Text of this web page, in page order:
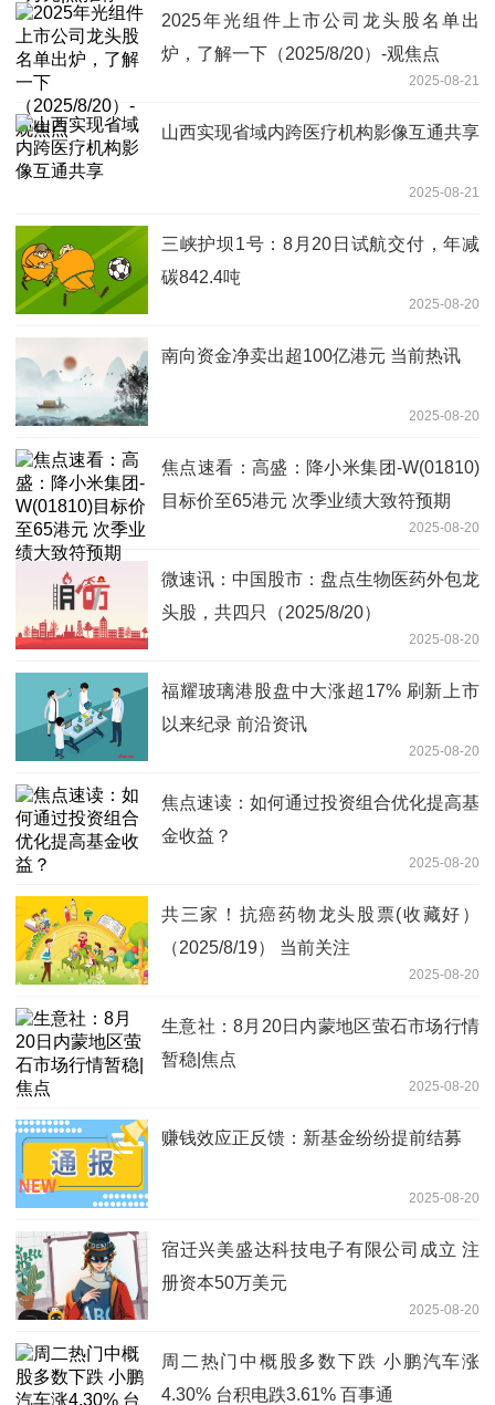
2025年光组件上市公司龙头股名单出
炉，了解一下（2025/8/20）-观焦点
2025-08-21
山西实现省域内跨医疗机构影像互通共享
2025-08-21
三峡护坝1号：8月20日试航交付，年减
碳842.4吨
2025-08-20
南向资金净卖出超100亿港元 当前热讯
2025-08-20
焦点速看：高盛：降小米集团-W(01810)
目标价至65港元 次季业绩大致符预期
2025-08-20
微速讯：中国股市：盘点生物医药外包龙
头股，共四只（2025/8/20）
2025-08-20
福耀玻璃港股盘中大涨超17% 刷新上市
以来纪录 前沿资讯
2025-08-20
焦点速读：如何通过投资组合优化提高基
金收益？
2025-08-20
共三家！抗癌药物龙头股票(收藏好）
（2025/8/19） 当前关注
2025-08-20
生意社：8月20日内蒙地区萤石市场行情
暂稳|焦点
2025-08-20
赚钱效应正反馈：新基金纷纷提前结募
2025-08-20
宿迁兴美盛达科技电子有限公司成立 注
册资本50万美元
2025-08-20
周二热门中概股多数下跌 小鹏汽车涨
4.30% 台积电跌3.61% 百事通